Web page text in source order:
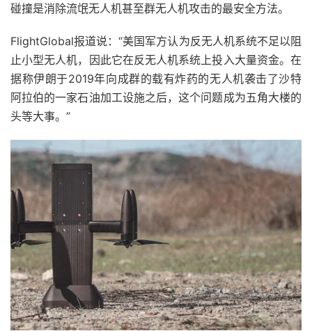
碰撞是消除流氓无人机甚至群无人机攻击的最安全方法。
FlightGlobal报道说：“美国军方认为反无人机系统不足以阻
止小型无人机，因此它在反无人机系统上投入大量资金。在
据称伊朗于2019年向成群的载有炸药的无人机袭击了沙特
阿拉伯的一家石油加工设施之后，这个问题成为五角大楼的
头等大事。”